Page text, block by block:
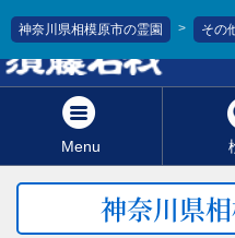
Menu
神奈川県相模原市の霊園 > その
神奈川県